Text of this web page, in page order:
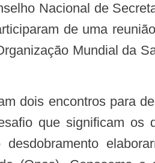
Nacional de
de uma
Mundial da
dois encontros para
que significam os
desdobramento